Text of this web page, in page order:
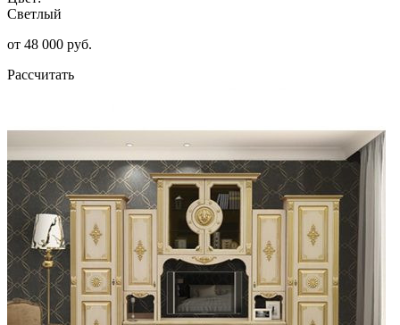
Светлый
от 48 000 руб.
Рассчитать